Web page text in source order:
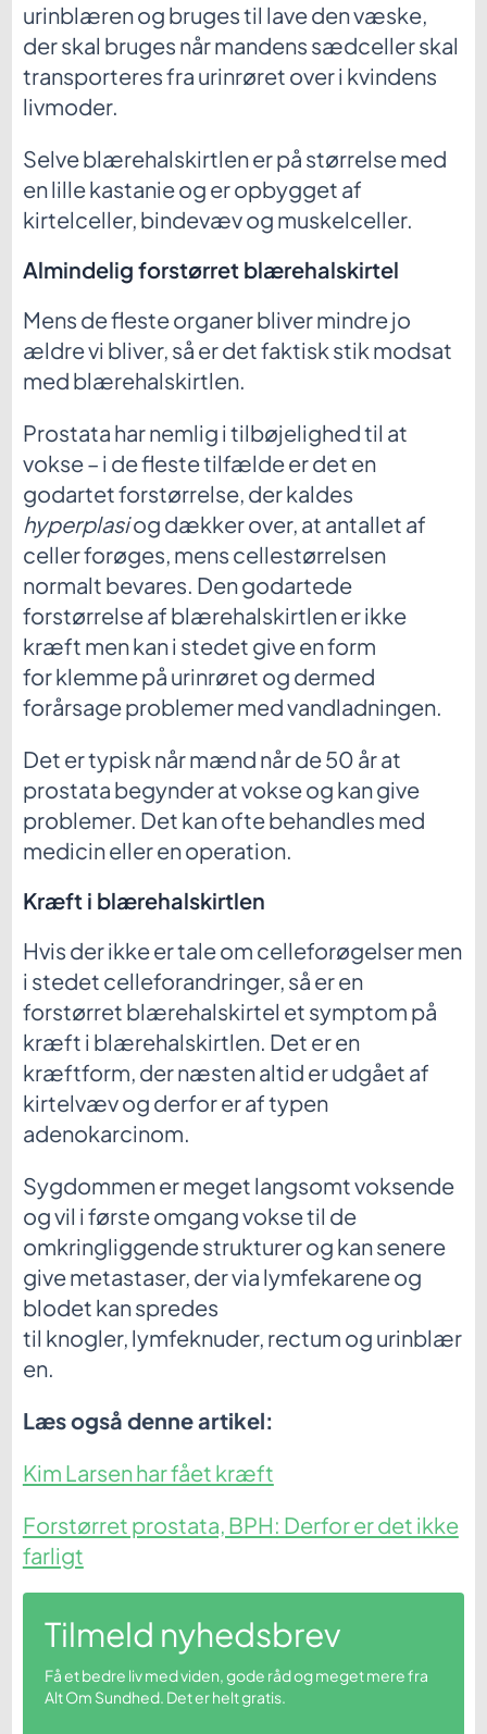
urinblæren og bruges til lave den væske,
der skal bruges når mandens sædceller skal
transporteres fra urinrøret over i kvindens
livmoder.
Selve blærehalskirtlen er på størrelse med
en lille kastanie og er opbygget af
kirtelceller, bindevæv og muskelceller.
Almindelig forstørret blærehalskirtel
Mens de fleste organer bliver mindre jo
ældre vi bliver, så er det faktisk stik modsat
med blærehalskirtlen.
Prostata har nemlig i tilbøjelighed til at
vokse – i de fleste tilfælde er det en
godartet forstørrelse, der kaldes
hyperplasiog dækker over, at antallet af
celler forøges, mens cellestørrelsen
normalt bevares. Den godartede
forstørrelse af blærehalskirtlen er ikke
kræft men kan i stedet give en form
for klemme på urinrøret og dermed
forårsage problemer med vandladningen.
Det er typisk når mænd når de 50 år at
prostata begynder at vokse og kan give
problemer. Det kan ofte behandles med
medicin eller en operation.
Kræft i blærehalskirtlen
Hvis der ikke er tale om celleforøgelser men
i stedet celleforandringer, så er en
forstørret blærehalskirtel et symptom på
kræft i blærehalskirtlen. Det er en
kræftform, der næsten altid er udgået af
kirtelvæv og derfor er af typen
adenokarcinom.
Sygdommen er meget langsomt voksende
og vil i første omgang vokse til de
omkringliggende strukturer og kan senere
give metastaser, der via lymfekarene og
blodet kan spredes
til knogler, lymfeknuder, rectum og urinblær
en.
Læs også denne artikel:
Kim Larsen har fået kræft
Forstørret prostata, BPH: Derfor er det ikke
farligt
Tilmeld nyhedsbrev
Få et bedre liv med viden, gode råd og meget mere fra
Alt Om Sundhed. Det er helt gratis.